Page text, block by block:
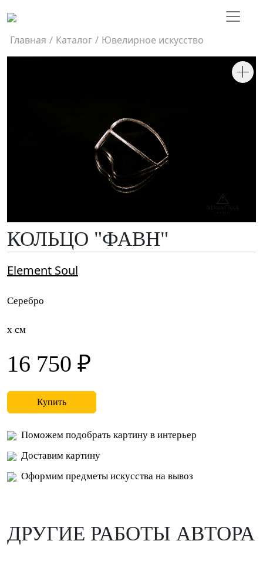
Главная / Каталог / Ювелирное искусство
КОЛЬЦО "ФАВН"
Element Soul
Серебро
x см
16 750 ₽
Купить
Поможем подобрать картину в интерьер
Доставим картину
Оформим предметы искусства на вывоз
ДРУГИЕ РАБОТЫ АВТОРА